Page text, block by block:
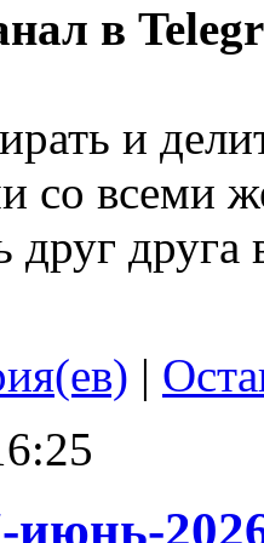
в
и
со всеми
друг
|